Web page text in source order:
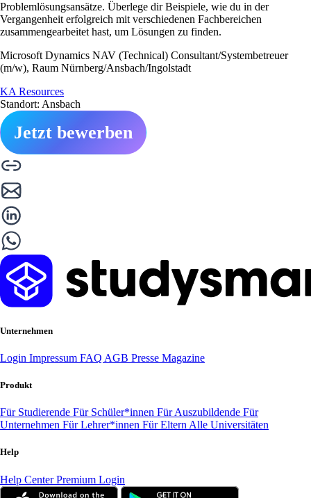
Problemlösungsansätze. Überlege dir Beispiele, wie du in der
Vergangenheit erfolgreich mit verschiedenen Fachbereichen
zusammengearbeitet hast, um Lösungen zu finden.
Microsoft Dynamics NAV (Technical) Consultant/Systembetreuer
(m/w), Raum Nürnberg/Ansbach/Ingolstadt
KA Resources
Standort: Ansbach
Jetzt bewerben
Unternehmen
Login Impressum FAQ AGB Presse Magazine
Produkt
Für Studierende Für Schüler*innen Für Auszubildende Für
Unternehmen Für Lehrer*innen Für Eltern Alle Universitäten
Help
Help CenterPremium Login